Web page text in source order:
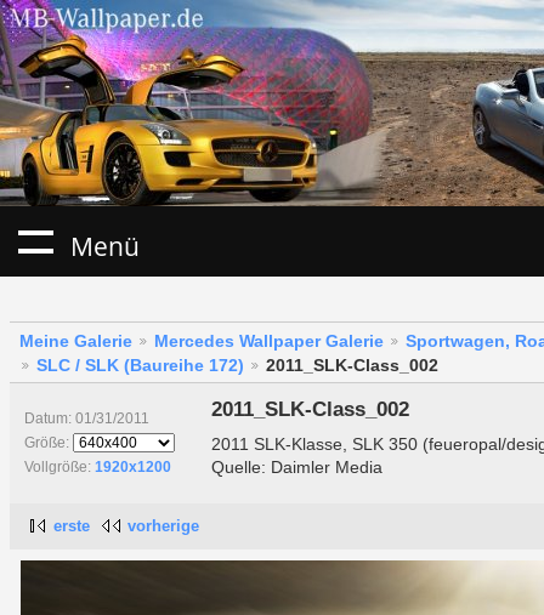
Menü
Meine Galerie Mercedes Wallpaper Galerie
Sportwagen,
SLC / SLK (Baureihe 172)
2011_SLK-Class_002
Datum: 01/31/2011
Größe:
Vollgröße: 1920x1200
2011_SLK-Class_002
2011 SLK-Klasse, SLK 350 (feueropal/
Quelle: Daimler Media
erste vorherige